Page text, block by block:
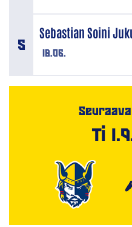
18.06.
Sebastian Soini
Ti